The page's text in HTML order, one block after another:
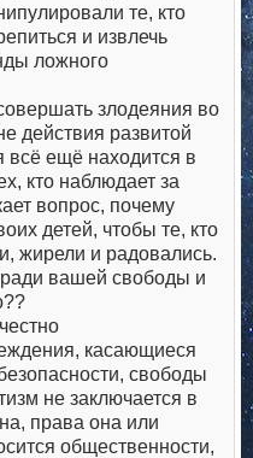
те, кто
и извлечь
ложного
злодеяния во
действия развитой
всё ещё находится в
кто наблюдает за
вопрос, почему
детей, чтобы те, кто
жирели и радовались.
вашей свободы и
касающиеся
свободы
не заключается в
права она или
общественности,